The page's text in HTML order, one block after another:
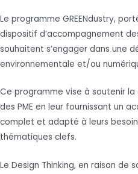
Le programme GREENdustry,
dispositif d’accompagnement
souhaitent s’engager dans une
environnementale et/ou
Ce programme vise à soutenir
des PME en leur fournissant un
complet et adapté à leurs
thématiques clefs.
Le Design Thinking, en raison de